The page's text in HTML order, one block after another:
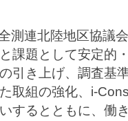
測連北陸地区協議
課題として安定的
引き上げ、調査基
取組の強化、i-
するとともに、働